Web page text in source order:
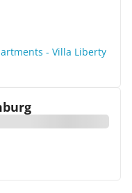
- Villa Liberty